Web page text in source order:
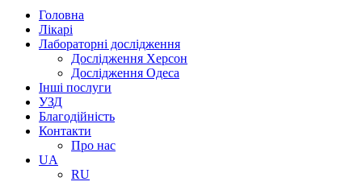
Головна
Лікарі
Лабораторні дослідження
Дослідження Херсон
Дослідження Одеса
Інші послуги
УЗД
Благодійність
Контакти
Про нас
UA
RU